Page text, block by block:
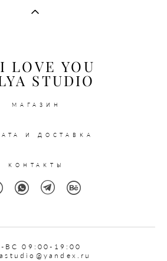
LOVE YOU
STUDIO
МАГАЗИН
И ДОСТАВКА
КОНТАКТЫ
-ВС 09:00-19:00